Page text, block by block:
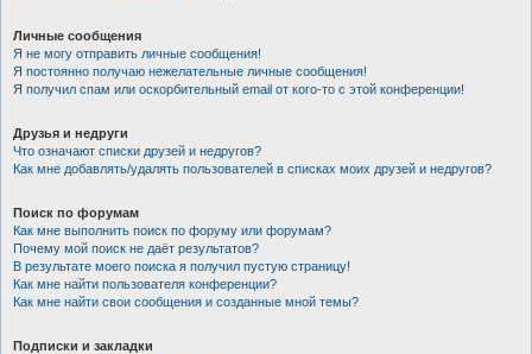
Личные сообщения
Я не могу отправить личные сообщения!
Я постоянно получаю нежелательные личные сообщения!
Я получил спам или оскорбительный email от кого-то с этой конференции!
Друзья и недруги
Что означают списки друзей и недругов?
Как мне добавлять/удалять пользователей в списках моих друзей и недругов?
Поиск по форумам
Как мне выполнить поиск по форуму или форумам?
Почему мой поиск не даёт результатов?
В результате моего поиска я получил пустую страницу!
Как мне найти пользователя конференции?
Как мне найти свои сообщения и созданные мной темы?
Подписки и закладки